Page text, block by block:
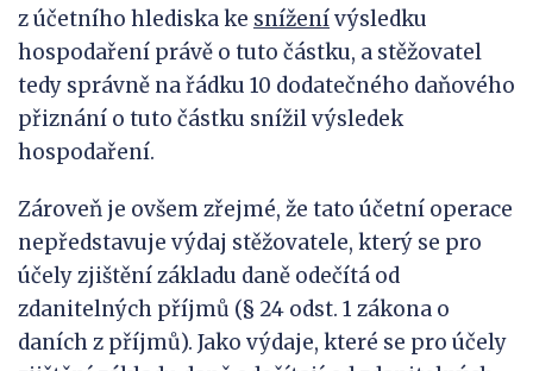
z účetního hlediska ke sníženívýsledku
hospodaření právě o tuto částku, a stěžovatel
tedy správně na řádku 10 dodatečného daňového
přiznání o tuto částku snížil výsledek
hospodaření.
Zároveň je ovšem zřejmé, že tato účetní operace
nepředstavuje výdaj stěžovatele, který se pro
účely zjištění základu daně odečítá od
zdanitelných příjmů (§ 24 odst. 1 zákona o
daních z příjmů). Jako výdaje, které se pro účely